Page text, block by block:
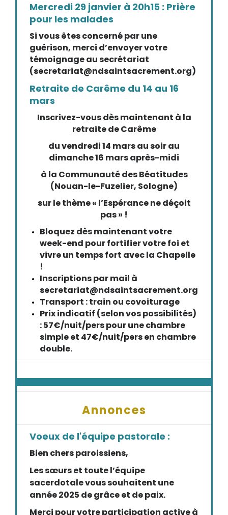
Mercredi 29 janvier à 20h15 : Prière
pour les malades
Si vous êtes concerné par une
guérison, merci d’envoyer votre
témoignage au secrétariat
(secretariat@ndsaintsacrement.org)
Retraite de Carême du 14 au 16
mars
Inscrivez-vous dès maintenant à la
retraite de Carême
du vendredi 14 mars au soir au
dimanche 16 mars après-midi
à la Communauté des Béatitudes
(Nouan-le-Fuzelier, Sologne)
sur le thème « l’Espérance ne déçoit
pas » !
Bloquez dès maintenant votre
week-end pour fortifier votre foi et
vivre un temps fort avec la Chapelle
!
Inscriptions par mail à
secretariat@ndsaintsacrement.org
Transport : train ou covoiturage
Prix indicatif (selon vos possibilités)
: 57€/nuit/pers pour une chambre
simple et 47€/nuit/pers en chambre
double.
Annonces
Voeux de l'équipe pastorale :
Bien chers paroissiens,
Les sœurs et toute l’équipe
sacerdotale vous souhaitent une
année 2025 de grâce et de paix.
Merci pour votre participation active à